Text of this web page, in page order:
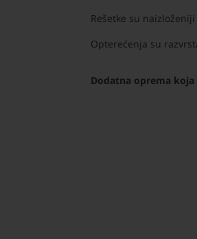
Rešetke su
Opterećenja su
Dodatna oprema